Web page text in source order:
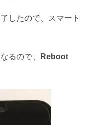
したので、スマート
るので、
Reboot